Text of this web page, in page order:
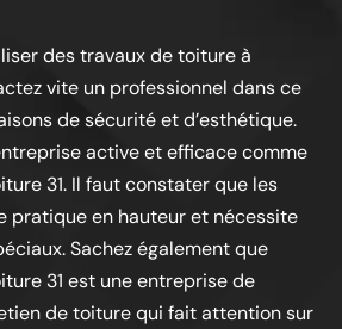
des travaux de toiture à
vite un professionnel dans ce
de sécurité et d’esthétique.
active et efficace comme
31. Il faut constater que les
pratique en hauteur et nécessite
Sachez également que
31 est une entreprise de
de toiture qui fait attention sur